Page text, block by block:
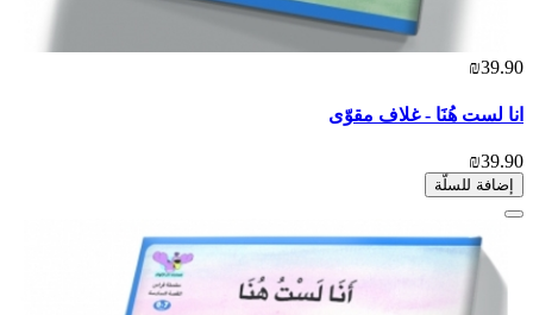
₪39.90
انا لست هُنَا - غلاف مقوّى
₪39.90
إضافة للسلّة